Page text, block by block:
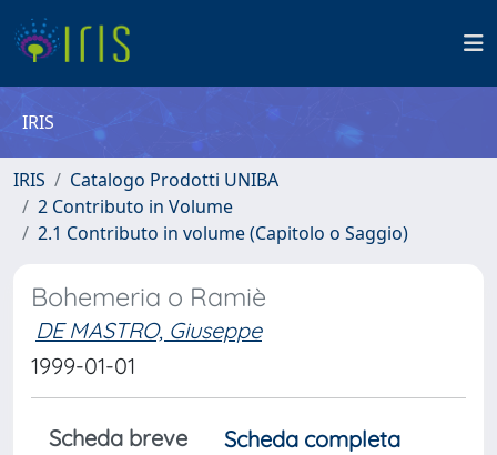
IRIS
IRIS
Catalogo Prodotti UNIBA
2 Contributo in Volume
2.1 Contributo in volume (Capitolo o Saggio)
Bohemeria o Ramiè
DE MASTRO, Giuseppe
1999-01-01
Scheda breve
Scheda completa